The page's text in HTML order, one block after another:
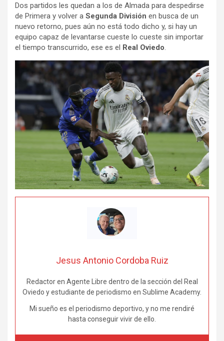
Dos partidos les quedan a los de Almada para despedirse
de Primera y volver a Segunda División en busca de un
nuevo retorno, pues aún no está todo dicho y, si hay un
equipo capaz de levantarse cueste lo cueste sin importar
el tiempo transcurrido, ese es el Real Oviedo.
Jesus Antonio Cordoba Ruiz
Redactor en Agente Libre dentro de la sección del Real
Oviedo y estudiante de periodismo en Sublime Academy.
Mi sueño es el periodismo deportivo, y no me rendiré
hasta conseguir vivir de ello.